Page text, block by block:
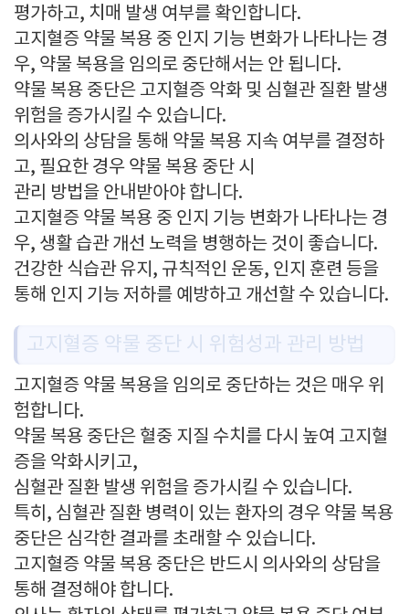
평가하고, 치매 발생 여부를 확인합니다.
고지혈증 약물 복용 중 인지 기능 변화가 나타나는 경
우, 약물 복용을 임의로 중단해서는 안 됩니다.
약물 복용 중단은 고지혈증 악화 및 심혈관 질환 발생
위험을 증가시킬 수 있습니다.
의사와의 상담을 통해 약물 복용 지속 여부를 결정하
고, 필요한 경우 약물 복용 중단 시
관리 방법을 안내받아야 합니다.
고지혈증 약물 복용 중 인지 기능 변화가 나타나는 경
우, 생활 습관 개선 노력을 병행하는 것이 좋습니다.
건강한 식습관 유지, 규칙적인 운동, 인지 훈련 등을
통해 인지 기능 저하를 예방하고 개선할 수 있습니다.
고지혈증 약물 중단 시 위험성과 관리 방법
고지혈증 약물 복용을 임의로 중단하는 것은 매우 위
험합니다.
약물 복용 중단은 혈중 지질 수치를 다시 높여 고지혈
증을 악화시키고,
심혈관 질환 발생 위험을 증가시킬 수 있습니다.
특히, 심혈관 질환 병력이 있는 환자의 경우 약물 복용
중단은 심각한 결과를 초래할 수 있습니다.
고지혈증 약물 복용 중단은 반드시 의사와의 상담을
통해 결정해야 합니다.